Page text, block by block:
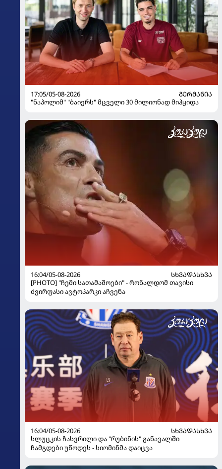
17:05/05-08-2026
ᲒᲔᲠᲛᲐᲜᲘᲐ
"ნაპოლიმ" "ბაიერს" მცველი 30 მილიონად მიჰყიდა
16:04/05-08-2026
ᲡᲮᲕᲐᲓᲐᲡᲮᲕᲐ
[PHOTO] "ჩემი სათამაშოები" - რონალდომ თავისი
ძვირფასი ავტოპარკი აჩვენა
16:04/05-08-2026
ᲡᲮᲕᲐᲓᲐᲡᲮᲕᲐ
სლუცკის ჩასვრილი და "რუბინის" განავალში
ჩამგდები უწოდეს - სიომინმა დაიცვა